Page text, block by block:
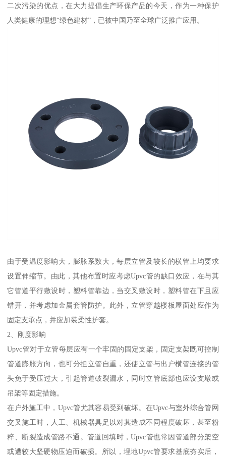
二次污染的优点，在大力提倡生产环保产品的今天，作为一种保护
人类健康的理想“绿色建材”，已被中国乃至全球广泛推广应用。
由于受温度影响大，膨胀系数大，每层立管及较长的横管上均要求
设置伸缩节。由此，其他布置时应考虑Upvc管的缺口效应，在与其
它管道平行敷设时，塑料管靠边，当交叉敷设时，塑料管在下且应
错开，并考虑加金属套管防护。此外，立管穿越楼板屋面处应作为
固定支承点，并应加装柔性护套。
2、刚度影响
Upvc管对于立管每层应有一个牢固的固定支架，固定支架既可控制
管道膨胀方向，也可分担立管自重，还使立管与出户横管连接的管
头免于受压过大，引起管道破裂漏水，同时立管底部也应设支墩或
吊架等固定措施。
在户外施工中，Upvc管尤其容易受到破坏。在Upvc与室外综合管网
交叉施工时，人工、机械器具足以对其造成不同程度破坏，甚至粉
粹、断裂造成管路不通。管道回填时，Upvc管也常因管道部分架空
或遭较大坚硬物压迫而破损。所以，埋地Upvc管要求基底夯实后，